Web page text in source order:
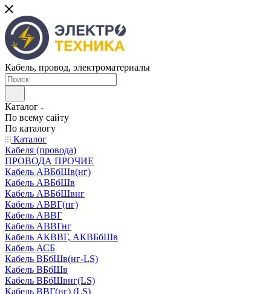
Кабель, провод, электроматериалы
Каталог
По всему сайту
По каталогу
Каталог
Кабеля (провода)
ПРОВОДА ПРОЧИЕ
Кабель АВБбШв(нг)
Кабель АВБбШв
Кабель АВБбШвнг
Кабель АВВГ(нг)
Кабель АВВГ
Кабель АВВГнг
Кабель АКВВГ, АКВБбШв
Кабель АСБ
Кабель ВБбШв(нг-LS)
Кабель ВБбШв
Кабель ВБбШвнг(LS)
Кабель ВВГ(нг) (LS)